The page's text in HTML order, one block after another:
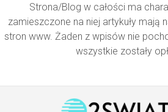
Strona/Blog w całości ma
zamieszczone na niej artykuły mają
stron www. Żaden z wpisów nie
wszystkie zostały